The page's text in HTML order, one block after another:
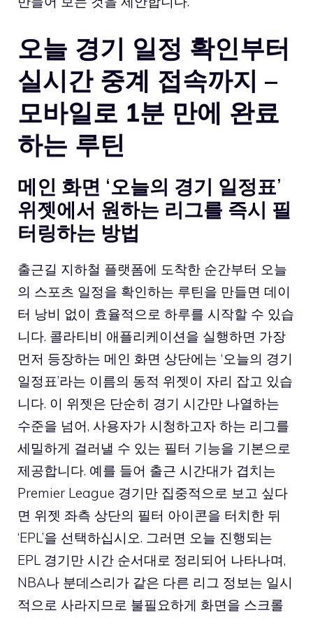
오늘 경기 일정 확인부터
실시간 중계 접속까지 –
모바일로 1분 만에 완료
하는 루틴
메인 화면 ‘오늘의 경기 일정표’
위젯에서 원하는 리그를 즉시 필
터링하는 방법
출근길 지하철 플랫폼에 도착한 순간부터 오늘
의 스포츠 일정을 확인하는 루틴을 만들면 데이
터 낭비 없이 효율적으로 하루를 시작할 수 있습
니다. 콜라티비 애플리케이션을 실행하면 가장
먼저 등장하는 메인 화면 상단에는 ‘오늘의 경기
일정표’라는 이름의 동적 위젯이 자리 잡고 있습
니다. 이 위젯은 단순히 경기 시간만 나열하는
수준을 넘어, 사용자가 시청하고자 하는 리그를
세밀하게 걸러낼 수 있는 필터 기능을 기본으로
제공합니다. 예를 들어 출근 시간대가 겹치는
Premier League 경기만 집중적으로 보고 싶다
면 위젯 좌측 상단의 필터 아이콘을 터치한 뒤
‘EPL’을 선택하십시오. 그러면 오늘 진행되는
EPL 경기만 시간 순서대로 정리되어 나타나며,
NBA나 분데스리가 같은 다른 리그 정보는 일시
적으로 사라지므로 불필요하게 화면을 스크롤